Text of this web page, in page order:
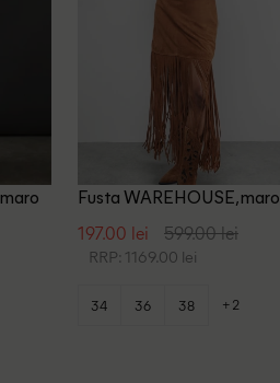
Fusta WAREHOUSE, maro
197.00 lei 599.00 lei
RRP: 1169.00 lei
34 36 38 +2